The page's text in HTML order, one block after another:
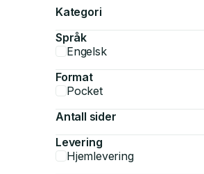
Kategori
Språk
Engelsk
Format
Pocket
Antall sider
Levering
Hjemlevering